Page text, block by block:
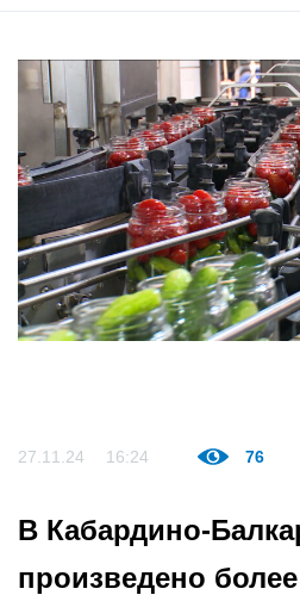
Экономика
27.11.24 16:24 76
В Кабардино-
произведено